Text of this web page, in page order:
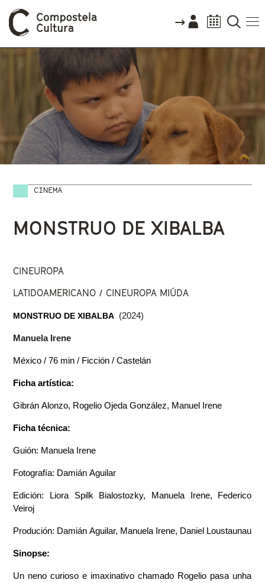
CINEMA
Vostede está aquí
MONSTRUO DE XIBALBA
CINEUROPA
LATIDOAMERICANO / CINEUROPA MIÚDA
MONSTRUO DE XIBALBA (2024)
Manuela Irene
México / 76 min / Ficción / Castelán
Ficha artística:
Gibrán Alonzo, Rogelio Ojeda González, Manuel Irene
Ficha técnica:
Guión: Manuela Irene
Fotografía: Damián Aguilar
Edición: Liora Spilk Bialostozky, Manuela Irene, Federico
Veiroj
Produción: Damián Aguilar, Manuela Irene, Daniel Loustaunau
Sinopse:
Un neno curioso e imaxinativo chamado Rogelio pasa unha